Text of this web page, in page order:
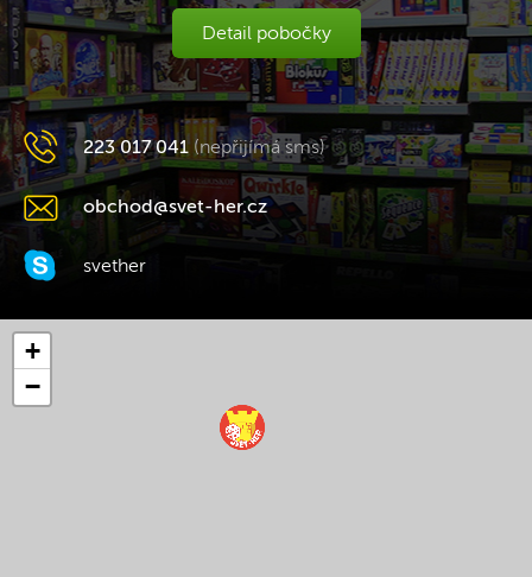
Detail pobočky
223 017 041 (nepřijímá sms)
obchod@svet-her.cz
svether
+
−